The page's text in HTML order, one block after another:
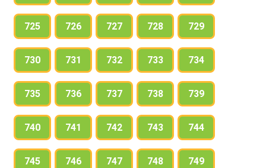
725 726 727 728 729
730 731 732 733 734
735 736 737 738 739
740 741 742 743 744
745 746 747 748 749